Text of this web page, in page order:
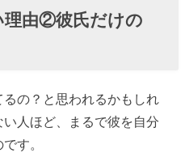
理由②彼氏だけの
の？と思われるかもしれ
人ほど、まるで彼を自分
す。